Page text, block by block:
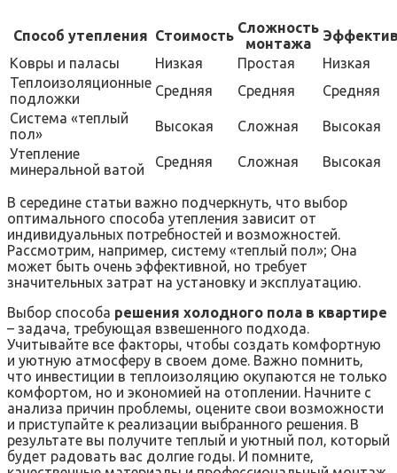
Способ утепления Стоимость Сложность
монтажа
Ковры и паласы
Низкая Простая
Низкая
Теплоизоляционные
подложки
Средняя Средняя
Средняя
Система «теплый
пол»
Высокая Сложная
Высокая
Утепление
минеральной ватой
Средняя Сложная Высокая
В середине статьи важно подчеркнуть‚ что выбор
оптимального способа утепления зависит от
индивидуальных потребностей и возможностей.
Рассмотрим‚ например‚ систему «теплый пол»; Она
может быть очень эффективной‚ но требует
значительных затрат на установку и эксплуатацию.
Выбор способа решения холодного пола в квартире
– задача‚ требующая взвешенного подхода.
Учитывайте все факторы‚ чтобы создать комфортную
и уютную атмосферу в своем доме. Важно помнить‚
что инвестиции в теплоизоляцию окупаются не только
комфортом‚ но и экономией на отоплении. Начните с
анализа причин проблемы‚ оцените свои возможности
и приступайте к реализации выбранного решения. В
результате вы получите теплый и уютный пол‚ который
будет радовать вас долгие годы. И помните‚